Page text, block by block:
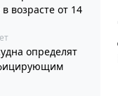
возрасте от 14
определят